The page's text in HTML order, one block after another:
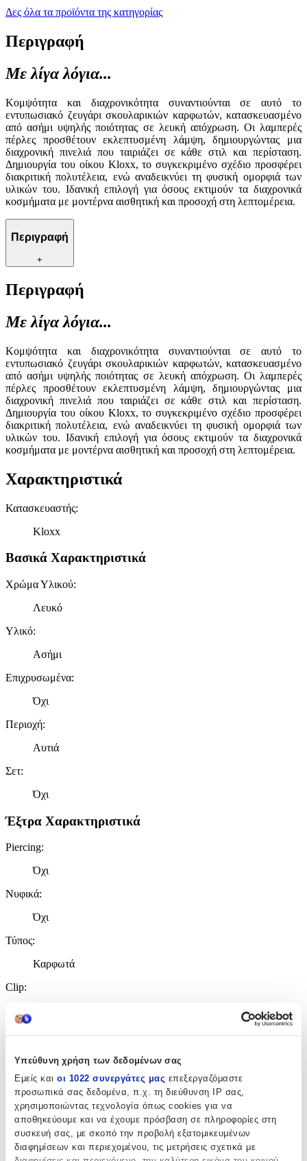
Υπεύθυνη χρήση των δεδομένων σας
Εμείς και οι 1022 συνεργάτες μας επεξεργαζόμαστε
προσωπικά σας δεδομένα, π.χ. τη διεύθυνση IP σας,
χρησιμοποιώντας τεχνολογία όπως cookies για να
αποθηκεύουμε και να έχουμε πρόσβαση σε πληροφορίες στη
συσκευή σας, με σκοπό την προβολή εξατομικευμένων
διαφημίσεων και περιεχομένου, τις μετρήσεις σχετικά με
Δες όλα τα προϊόντα της κατηγορίας
Περιγραφή
Με λίγα λόγια...
Κομψότητα και διαχρονικότητα συναντιούνται σε αυτό το
εντυπωσιακό ζευγάρι σκουλαρικιών καρφωτών, κατασκευασμένο
από ασήμι υψηλής ποιότητας σε λευκή απόχρωση. Οι λαμπερές
πέρλες προσθέτουν εκλεπτυσμένη λάμψη, δημιουργώντας μια
διαχρονική πινελιά που ταιριάζει σε κάθε στιλ και περίσταση.
Δημιουργία του οίκου Kloxx, το συγκεκριμένο σχέδιο προσφέρει
διακριτική πολυτέλεια, ενώ αναδεικνύει τη φυσική ομορφιά των
υλικών του. Ιδανική επιλογή για όσους εκτιμούν τα διαχρονικά
κοσμήματα με μοντέρνα αισθητική και προσοχή στη λεπτομέρεια.
Περιγραφή
+
Περιγραφή
Με λίγα λόγια...
Κομψότητα και διαχρονικότητα συναντιούνται σε αυτό το
εντυπωσιακό ζευγάρι σκουλαρικιών καρφωτών, κατασκευασμένο
από ασήμι υψηλής ποιότητας σε λευκή απόχρωση. Οι λαμπερές
πέρλες προσθέτουν εκλεπτυσμένη λάμψη, δημιουργώντας μια
διαχρονική πινελιά που ταιριάζει σε κάθε στιλ και περίσταση.
Δημιουργία του οίκου Kloxx, το συγκεκριμένο σχέδιο προσφέρει
διακριτική πολυτέλεια, ενώ αναδεικνύει τη φυσική ομορφιά των
υλικών του. Ιδανική επιλογή για όσους εκτιμούν τα διαχρονικά
κοσμήματα με μοντέρνα αισθητική και προσοχή στη λεπτομέρεια.
Χαρακτηριστικά
Κατασκευαστής:
Kloxx
Βασικά Χαρακτηριστικά
Χρώμα Υλικού:
Λευκό
Υλικό:
Ασήμι
Επιχρυσωμένα:
Όχι
Περιοχή:
Αυτιά
Σετ:
Όχι
Έξτρα Χαρακτηριστικά
Piercing:
Όχι
Νυφικά:
Όχι
Τύπος:
Καρφωτά
Clip:
Είδος Πέτρας:
Πέρλες
Χαρακτηριστικά
+
Χαρακτηριστικά